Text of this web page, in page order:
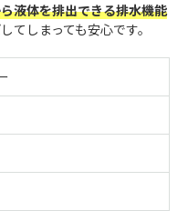
液体を排出できる排水機能
てしまっても安心です。